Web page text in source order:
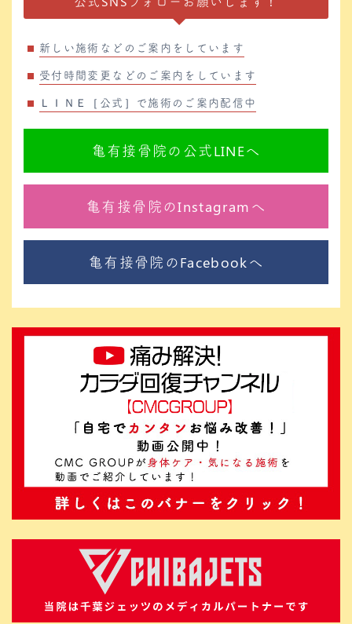
新しい施術などのご案内をしています
受付時間変更などのご案内をしています
ＬＩＮＥ［公式］で施術のご案内配信中
亀有接骨院の公式LINEへ
亀有接骨院のInstagramへ
亀有接骨院のFacebookへ